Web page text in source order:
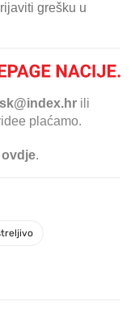
grešku u
ili
plaćamo.
ovdje.